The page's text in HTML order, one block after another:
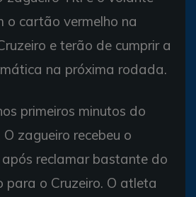
o cartão vermelho na
e terão de cumprir a
na próxima rodada.
primeiros minutos do
zagueiro recebeu o
reclamar bastante do
para o Cruzeiro. O atleta